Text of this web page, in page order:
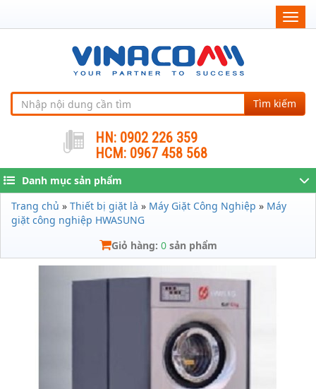
Tìm kiếm
HN: 0902 226 359
HCM: 0967 458 568
Danh mục sản phẩm
Trang chủ » Thiết bị giặt là » Máy Giặt Công Nghiệp » Máy
giặt công nghiệp HWASUNG
Giỏ hàng: 0sản phẩm